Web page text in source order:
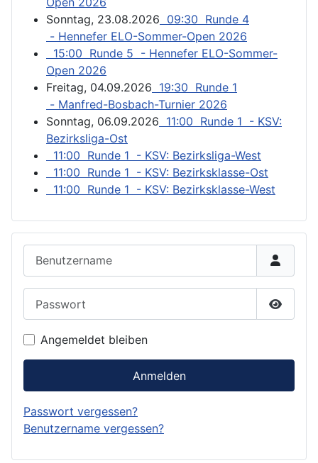
Sonntag, 23.08.2026 09:30 Runde 4
- Hennefer ELO-Sommer-Open 2026
15:00 Runde 5 - Hennefer ELO-Sommer-
Open 2026
Freitag, 04.09.2026 19:30 Runde 1
- Manfred-Bosbach-Turnier 2026
Sonntag, 06.09.2026 11:00 Runde 1 - KSV:
Bezirksliga-Ost
11:00 Runde 1 - KSV: Bezirksliga-West
11:00 Runde 1 - KSV: Bezirksklasse-Ost
11:00 Runde 1 - KSV: Bezirksklasse-West
Angemeldet bleiben
Anmelden
Passwort vergessen?
Benutzername vergessen?